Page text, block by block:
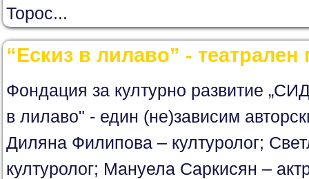
Торос...
“Ескиз в лилаво” - театрален
Фондация за културно развитие
в лилаво" - един (не)зависим
Диляна Филипова – културолог;
културолог; Мануела Саркисян –